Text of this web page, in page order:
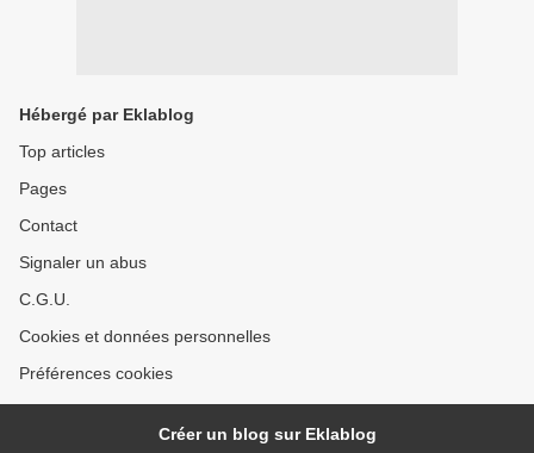
Hébergé par Eklablog
Top articles
Pages
Contact
Signaler un abus
C.G.U.
Cookies et données personnelles
Préférences cookies
Créer un blog sur Eklablog